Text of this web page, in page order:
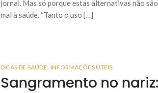
jornal. Mas só porque estas alternativas não
mal à saúde. “Tanto o uso […]
DICAS DE SAÚDE INFORMAÇÕES ÚTEIS
Sangramento no